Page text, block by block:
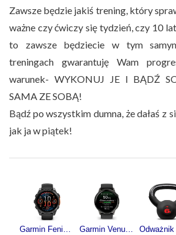
Zawsze będzie jakiś trening, który
ważne czy ćwiczy się tydzień, czy 10
to zawsze będziecie w tym
treningach gwarantuję Wam
warunek- WYKONUJ JE I BĄDŹ
SAMA ZE SOBĄ!
Bądź po wszystkim dumna, że dałaś z
jak ja w piątek!